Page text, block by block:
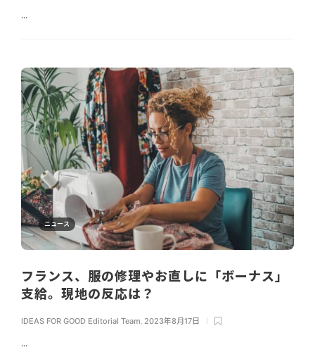
...
ニュース
フランス、服の修理やお直しに「ボーナス」
支給。現地の反応は？
IDEAS FOR GOOD Editorial Team 2023年8月17日
...